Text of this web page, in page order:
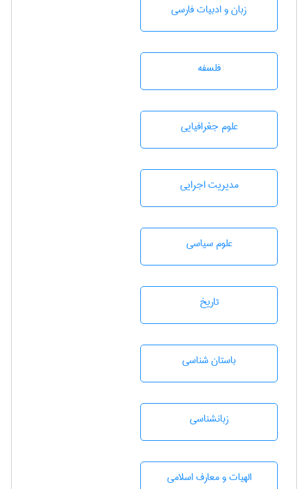
زبان و ادبيات فارسی
فلسفه
علوم جغرافيايی
مديريت اجرايی
علوم سياسی
تاريخ
باستان شناسی
زبانشناسی
الهیات و معارف اسلامی